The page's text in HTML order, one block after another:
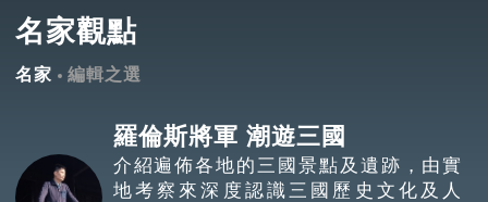
名家觀點
名家 編輯之選
羅倫斯將軍 潮遊三國
介紹遍佈各地的三國景點及遺跡，由實
地考察來深度認識三國歷史文化及人